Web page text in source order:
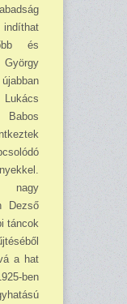
indíthat
és
György
nagy
Dezső
táncok
a hat
ben